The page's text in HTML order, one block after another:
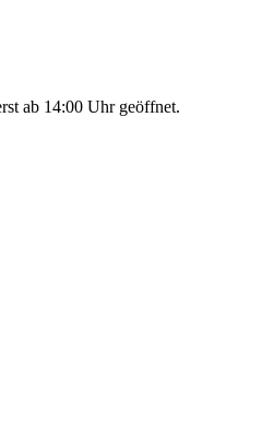
ab 14:00 Uhr geöffnet.